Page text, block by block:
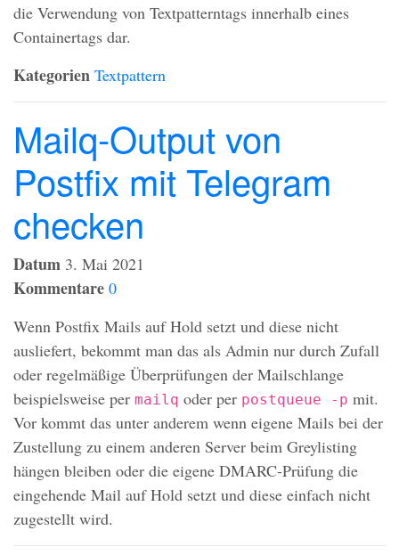
die Verwendung von Textpatterntags innerhalb eines
Containertags dar.
Kategorien Textpattern
Mailq-Output von
Postfix mit Telegram
checken
Datum 3. Mai 2021
Kommentare 0
Wenn Postfix Mails auf Hold setzt und diese nicht
ausliefert, bekommt man das als Admin nur durch Zufall
oder regelmäßige Überprüfungen der Mailschlange
beispielsweise per mailq oder per postqueue -p mit.
Vor kommt das unter anderem wenn eigene Mails bei der
Zustellung zu einem anderen Server beim Greylisting
hängen bleiben oder die eigene DMARC-Prüfung die
eingehende Mail auf Hold setzt und diese einfach nicht
zugestellt wird.